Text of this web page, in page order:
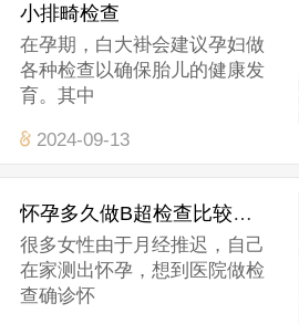
小排畸检查
在孕期，白大褂会建议孕妇做
各种检查以确保胎儿的健康发
育。其中
2024-09-13
怀孕多久做B超检查比较好？
很多女性由于月经推迟，自己
在家测出怀孕，想到医院做检
查确诊怀